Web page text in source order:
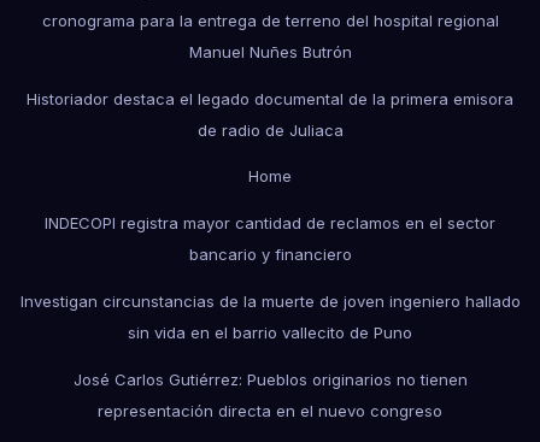
cronograma para la entrega de terreno del hospital regional
Manuel Nuñes Butrón
Historiador destaca el legado documental de la primera emisora
de radio de Juliaca
Home
INDECOPI registra mayor cantidad de reclamos en el sector
bancario y financiero
Investigan circunstancias de la muerte de joven ingeniero hallado
sin vida en el barrio vallecito de Puno
José Carlos Gutiérrez: Pueblos originarios no tienen
representación directa en el nuevo congreso